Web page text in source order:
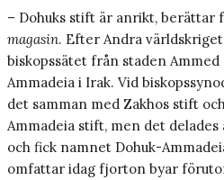
– Dohuks stift är anrikt, berättar
magasin. Efter Andra
biskopssätet från staden
Ammadeia i Irak. Vid
det samman med Zakhos stift
Ammadeia stift, men det
och fick namnet Dohuk-
omfattar idag fjorton byar